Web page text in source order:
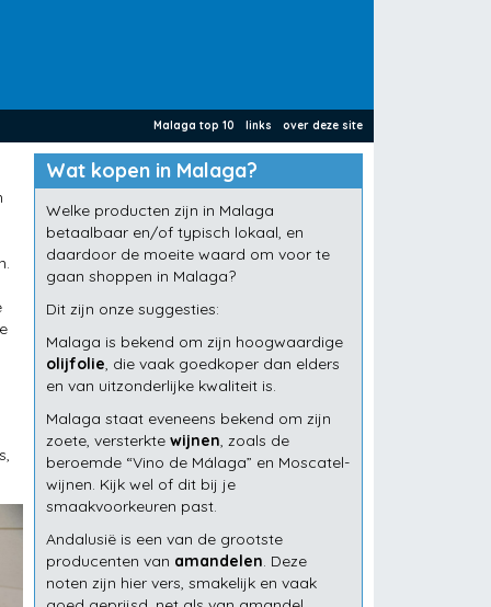
Malaga top 10 links over deze site
Wat kopen in Malaga?
Welke producten zijn in Malaga
betaalbaar en/of typisch lokaal, en
daardoor de moeite waard om voor te
gaan shoppen in Malaga?
Dit zijn onze suggesties:
Malaga is bekend om zijn hoogwaardige
olijfolie, die vaak goedkoper dan elders
en van uitzonderlijke kwaliteit is.
Malaga staat eveneens bekend om zijn
zoete, versterkte wijnen, zoals de
beroemde “Vino de Málaga” en Moscatel-
wijnen. Kijk wel of dit bij je
smaakvoorkeuren past.
Andalusië is een van de grootste
producenten van amandelen. Deze
noten zijn hier vers, smakelijk en vaak